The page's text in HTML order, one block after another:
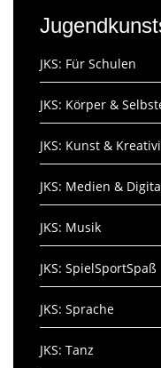
JKS: Für Schulen
JKS: Körper &
JKS: Kunst &
JKS: Medien &
JKS: Musik
JKS: SpielSportSpaß
JKS: Sprache
JKS: Tanz